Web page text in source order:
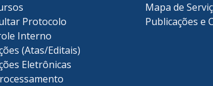
Protocolo
Interno
(Atas/Editais)
Eletrônicas
Mapa de
Publicações e